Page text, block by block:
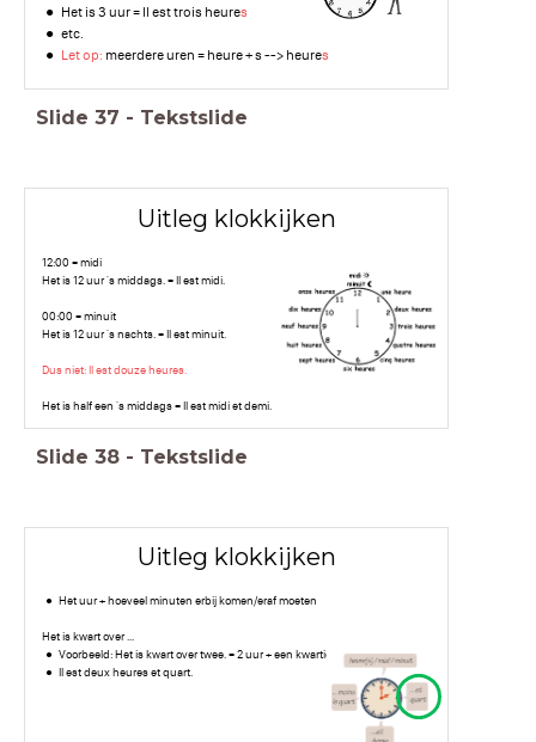
Het is 3 uur = Il est trois heures
etc.
Let op: meerdere uren = heure + s --> heures
Slide 37 - Tekstslide
Uitleg klokkijken
12:00 = midi
Het is 12 uur 's middags. = Il est midi.
00:00 = minuit
Het is 12 uur 's nachts. = Il est minuit.
Dus niet: Il est douze heures.
Het is half een 's middags = Il est midi et demi.
Slide 38 - Tekstslide
Uitleg klokkijken
Het uur + hoeveel minuten erbij komen/eraf moeten
Het is kwart over ...
Voorbeeld: Het is kwart over twee. = 2 uur + een kwartier -->
Il est deux heures et quart.